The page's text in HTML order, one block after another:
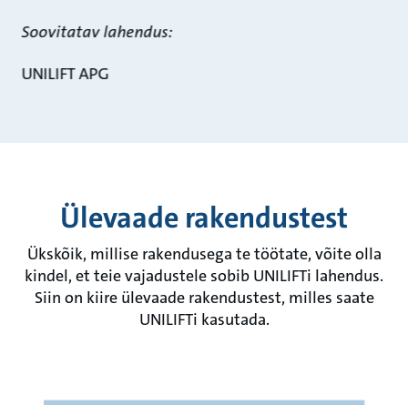
Soovitatav lahendus:
UNILIFT APG
Ülevaade rakendustest
Ükskõik, millise rakendusega te töötate, võite olla
kindel, et teie vajadustele sobib UNILIFTi lahendus.
Siin on kiire ülevaade rakendustest, milles saate
UNILIFTi kasutada.